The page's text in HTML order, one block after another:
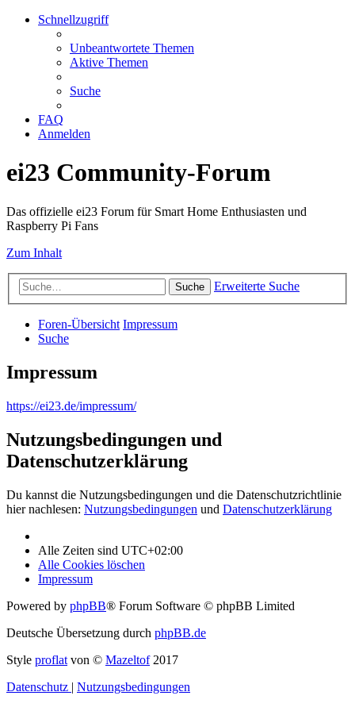
Schnellzugriff
Unbeantwortete Themen
Aktive Themen
Suche
FAQ
Anmelden
ei23 Community-Forum
Das offizielle ei23 Forum für Smart Home Enthusiasten und
Raspberry Pi Fans
Zum Inhalt
Suche Erweiterte Suche
Foren-Übersicht Impressum
Suche
Impressum
https://ei23.de/impressum/
Nutzungsbedingungen und
Datenschutzerklärung
Du kannst die Nutzungsbedingungen und die Datenschutzrichtlinie
hier nachlesen: Nutzungsbedingungen und Datenschutzerklärung
Alle Zeiten sind UTC+02:00
Alle Cookies löschen
Impressum
Powered by phpBB® Forum Software © phpBB Limited
Deutsche Übersetzung durch phpBB.de
Style proflat von © Mazeltof2017
Datenschutz | Nutzungsbedingungen